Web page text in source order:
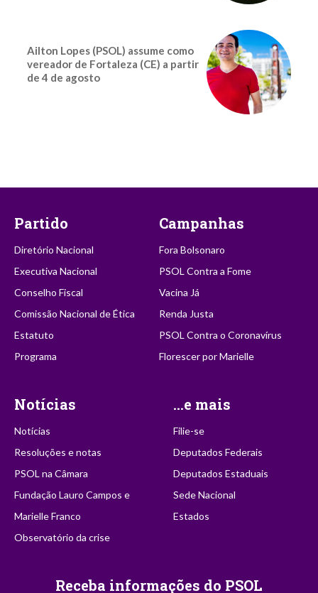
Ailton Lopes (PSOL) assume como
vereador de Fortaleza (CE) a partir
de 4 de agosto
Partido
Diretório Nacional
Executiva Nacional
Conselho Fiscal
Comissão Nacional de Ética
Estatuto
Programa
Campanhas
Fora Bolsonaro
PSOL Contra a Fome
Vacina Já
Renda Justa
PSOL Contra o Coronavírus
Florescer por Marielle
Notícias
Notícias
Resoluções e notas
PSOL na Câmara
Fundação Lauro Campos e
Marielle Franco
Observatório da crise
...e mais
Filie-se
Deputados Federais
Deputados Estaduais
Sede Nacional
Estados
Receba informações do PSOL